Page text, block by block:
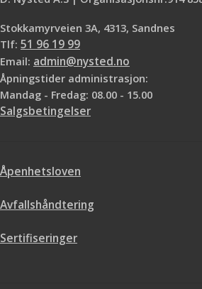
Stokkamyrveien 3A, 4313, Sandnes
Tlf: 51 96 19 99
Email: admin@nysted.no
Åpningstider administrasjon:
Mandag - Fredag: 08.00 - 15.00
Salgsbetingelser
Åpenhetsloven
Avfallshåndtering
Sertifiseringer